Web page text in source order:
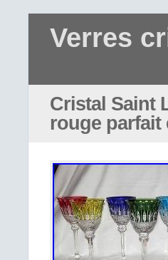
Verres
Cristal Saint
rouge parfait